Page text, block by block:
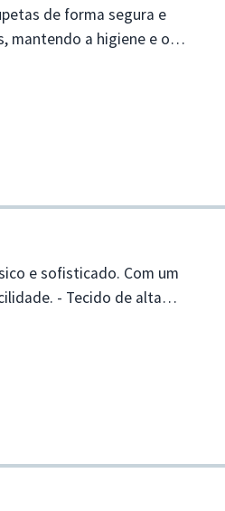
de forma segura e
mantendo a higiene e o
e sofisticado. Com um
- Tecido de alta